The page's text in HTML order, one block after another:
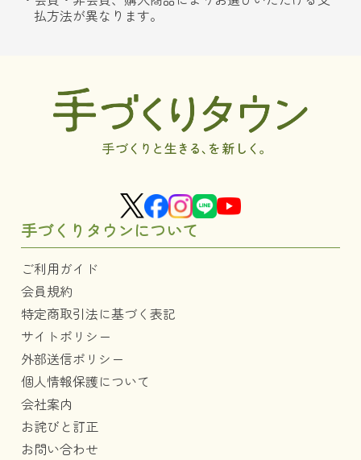
払方法が異なります。
手づくりタウンについて
ご利用ガイド
会員規約
特定商取引法に基づく表記
サイトポリシー
外部送信ポリシー
個人情報保護について
会社案内
お詫びと訂正
お問い合わせ